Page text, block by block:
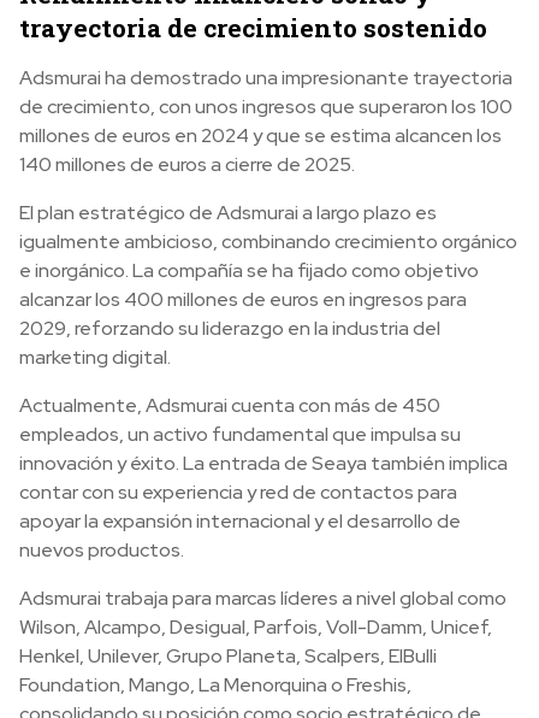
trayectoria de crecimiento sostenido
Adsmurai ha demostrado una impresionante trayectoria
de crecimiento, con unos ingresos que superaron los 100
millones de euros en 2024 y que se estima alcancen los
140 millones de euros a cierre de 2025.
El plan estratégico de Adsmurai a largo plazo es
igualmente ambicioso, combinando crecimiento orgánico
e inorgánico. La compañía se ha fijado como objetivo
alcanzar los 400 millones de euros en ingresos para
2029, reforzando su liderazgo en la industria del
marketing digital.
Actualmente, Adsmurai cuenta con más de 450
empleados, un activo fundamental que impulsa su
innovación y éxito. La entrada de Seaya también implica
contar con su experiencia y red de contactos para
apoyar la expansión internacional y el desarrollo de
nuevos productos.
Adsmurai trabaja para marcas líderes a nivel global como
Wilson, Alcampo, Desigual, Parfois, Voll-Damm, Unicef,
Henkel, Unilever, Grupo Planeta, Scalpers, ElBulli
Foundation, Mango, La Menorquina o Freshis,